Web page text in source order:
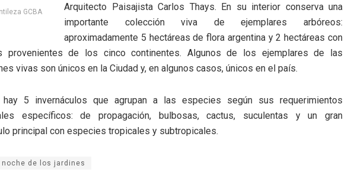
GCBA
Arquitecto Paisajista Carlos Thays. En su interior conserva una
importante colección viva de ejemplares arbóreos:
aproximadamente 5 hectáreas de flora argentina y 2 hectáreas con
provenientes de los cinco continentes. Algunos de los ejemplares de las
vivas son únicos en la Ciudad y, en algunos casos, únicos en el país.
hay 5 invernáculos que agrupan a las especies según sus requerimientos
específicos: de propagación, bulbosas, cactus, suculentas y un gran
principal con especies tropicales y subtropicales.
noche de los jardines